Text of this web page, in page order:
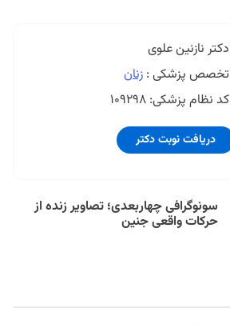
دکتر نازنین علوی
تخصص پزشکی :زنان
کد نظام پزشکی:109298
دریافت نوبت دکتر
سونوگرافی چهار‌بعدی؛ تصاویر زنده از
حرکات واقعی جنین